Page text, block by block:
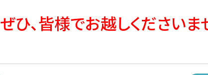
ぜひ、皆様でお越しください